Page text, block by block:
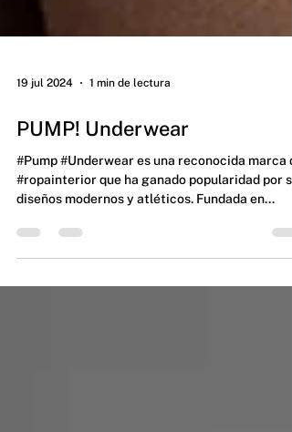
19 jul 2024 1 min de lectura
PUMP! Underwear
#Pump #Underwear es una reconocida marca
#ropainterior que ha ganado popularidad por